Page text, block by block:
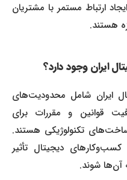
ارتباط مستمر با مشتریان
شامل محدودیت‌های
قوانین و مقررات برای
تکنولوژیکی هستند.
دیجیتال تأثیر
شوند.